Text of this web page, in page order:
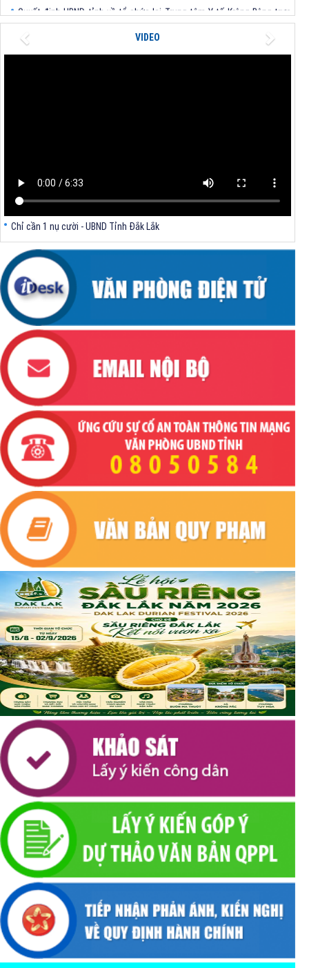
Quyết định UBND tỉnh về tổ chức lại Trung tâm Y tế Krông Bông trực
thuộc Sở Y tế
Quyết định UBND tỉnh về tổ chức lại Trung tâm Y tế Tây Hòa trực
thuộc Sở Y tế
VIDEO
Previous Next
Chỉ cần 1 nụ cười - UBND Tỉnh Đắk Lắk